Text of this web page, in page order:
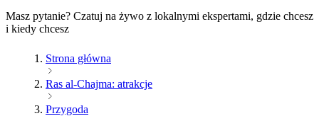
Masz pytanie? Czatuj na żywo z lokalnymi ekspertami, gdzie chcesz
i kiedy chcesz
Strona główna
Ras al-Chajma: atrakcje
Przygoda